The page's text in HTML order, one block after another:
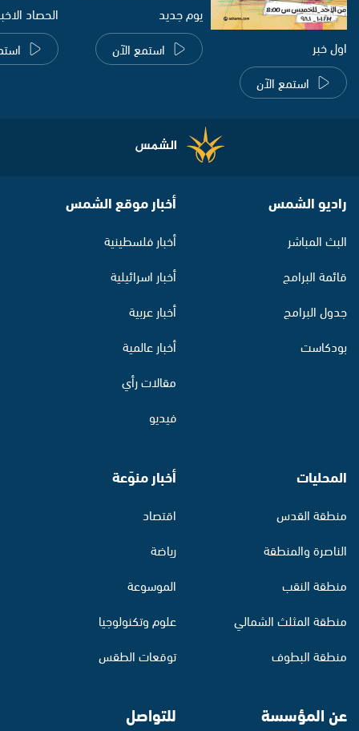
اول خبر
استمع الآن
يوم جديد
استمع الآن
الحصاد
راديو الشمس
البث المباشر
قائمة البرامج
جدول البرامج
بودكاست
أخبار موقع الشمس
أخبار فلسطينية
أخبار اسرائيلية
أخبار عربية
أخبار عالمية
مقالات رأي
فيديو
المحليات
منطقة القدس
الناصرة والمنطقة
منطقة النقب
منطقة المثلث الشمالي
منطقة البطوف
أخبار منوّعة
اقتصاد
رياضة
الموسوعة
علوم وتكنولوجيا
توقعات الطقس
عن المؤسسة للتواصل